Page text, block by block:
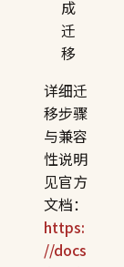
成
迁
移
详细迁
移步骤
与兼容
性说明
见官方
文档：
https:
//docs